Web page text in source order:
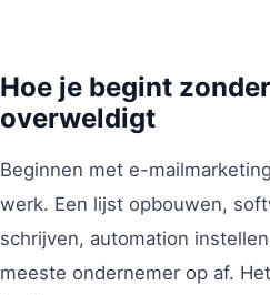
Hoe je begint
overweldigt
Beginnen met e-
werk. Een lijst opbouwen,
schrijven, automation
meeste ondernemer op af.